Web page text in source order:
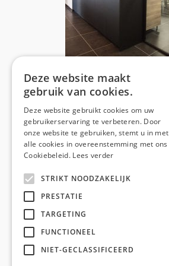
Deze website maakt
gebruik van cookies.
Deze website gebruikt cookies om uw
gebruikerservaring te verbeteren. Door
onze website te gebruiken, stemt u in met
alle cookies in overeenstemming met ons
Cookiebeleid. Lees verder
STRIKT NOODZAKELIJK
PRESTATIE
TARGETING
FUNCTIONEEL
NIET-GECLASSIFICEERD